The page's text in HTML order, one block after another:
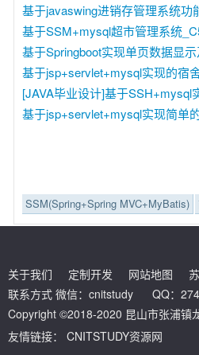
基于javaswing进销存管理系统功
基于SSM+mysql超市管理系统
基于Springboot实现单页数据显
基于jsp+servlet+mysql实现的宿
[JAVA毕业设计]基于SSH+mysql
基于jsp+servlet+mysql实现简单
SSM(Spring+Spring MVC+MyBatis)
关于我们 定制开发 网站地图
联系方式 微信：cnitstudy QQ：
Copyright ©2018-2020 昆山市张浦镇
友情链接：
CNITSTUDY资源网